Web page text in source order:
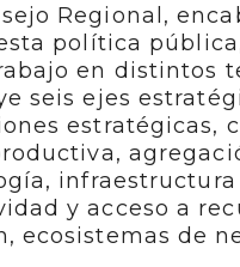
Regional,
política
en distintos
seis ejes
estratégicas,
y acceso a
ecosistemas de